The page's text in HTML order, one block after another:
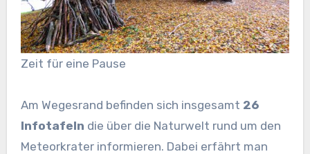
Zeit für eine Pause
Am Wegesrand befinden sich insgesamt 26
Infotafeln die über die Naturwelt rund um den
Meteorkrater informieren. Dabei erfährt man